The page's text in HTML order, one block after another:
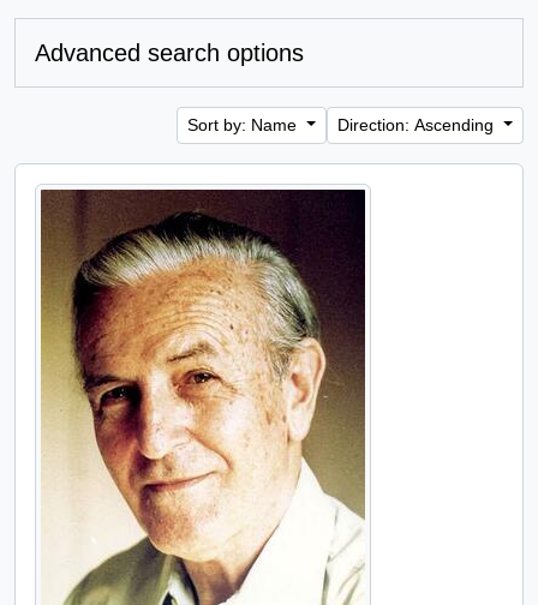
Advanced search options
Sort by: Name Direction: Ascending